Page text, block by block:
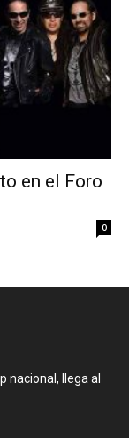
en el Foro
0
nacional, llega al